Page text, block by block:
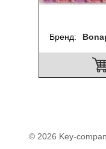
Бренд
© 2026 Key-